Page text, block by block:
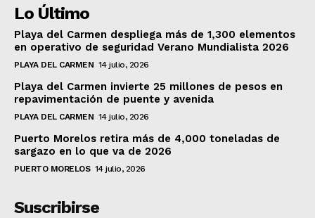
Lo Último
Playa del Carmen despliega más de 1,300 elementos
en operativo de seguridad Verano Mundialista 2026
PLAYA DEL CARMEN 14 julio, 2026
Playa del Carmen invierte 25 millones de pesos en
repavimentación de puente y avenida
PLAYA DEL CARMEN 14 julio, 2026
Puerto Morelos retira más de 4,000 toneladas de
sargazo en lo que va de 2026
PUERTO MORELOS 14 julio, 2026
Suscribirse